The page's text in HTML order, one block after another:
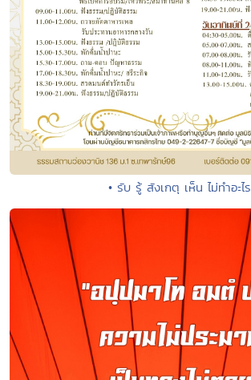
• รับ รู้ สังเกตุ เห็น ไม่ทำอะไร